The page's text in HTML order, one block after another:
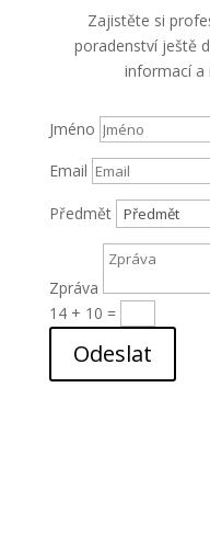
Zajistěte si
poradenství ještě
informací a
Jméno
Email
Předmět
Zpráva
14 + 10 =
Odeslat